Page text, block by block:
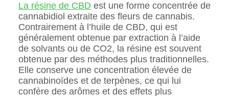
La résine de CBD est une forme concentrée de
cannabidiol extraite des fleurs de cannabis.
Contrairement à l’huile de CBD, qui est
généralement obtenue par extraction à l’aide
de solvants ou de CO2, la résine est souvent
obtenue par des méthodes plus traditionnelles.
Elle conserve une concentration élevée de
cannabinoïdes et de terpènes, ce qui lui
confère des arômes et des effets plus